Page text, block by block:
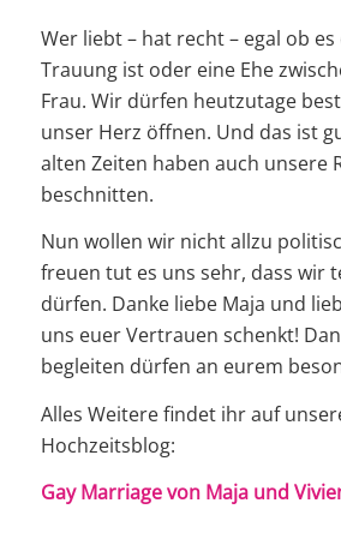
Wer liebt – hat recht – egal ob
Trauung ist oder eine Ehe
Frau. Wir dürfen heutzutage
unser Herz öffnen. Und das ist
alten Zeiten haben auch unsere
beschnitten.
Nun wollen wir nicht allzu
freuen tut es uns sehr, dass wir
dürfen. Danke liebe Maja und
uns euer Vertrauen schenkt!
begleiten dürfen an eurem
Alles Weitere findet ihr auf
Hochzeitsblog:
Gay Marriage von Maja und